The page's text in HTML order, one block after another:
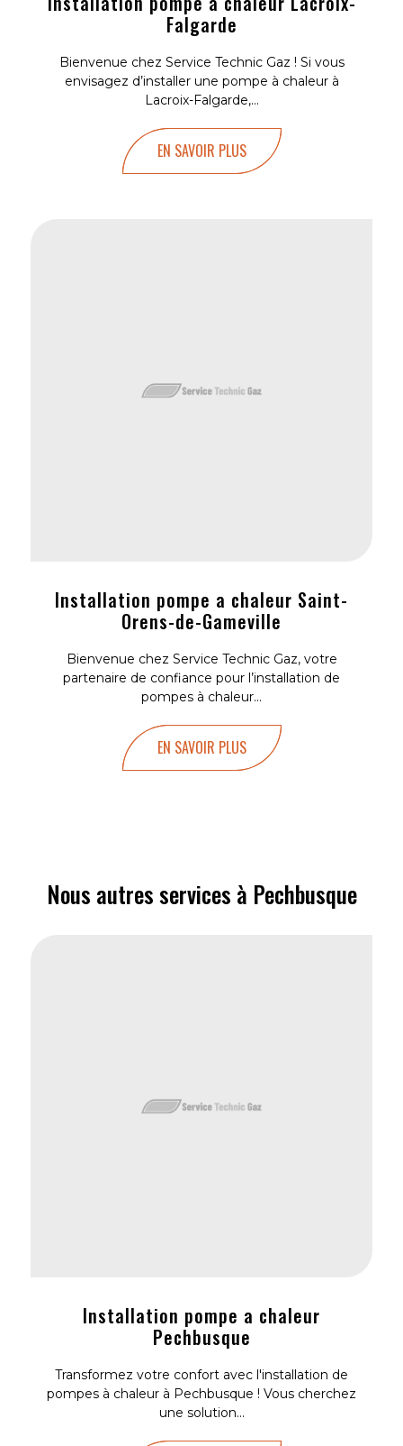
Falgarde
Bienvenue chez Service Technic Gaz ! Si vous
envisagez d’installer une pompe à chaleur à
Lacroix-Falgarde,...
EN SAVOIR PLUS
Installation pompe a chaleur Saint-
Orens-de-Gameville
Bienvenue chez Service Technic Gaz, votre
partenaire de confiance pour l’installation de
pompes à chaleur...
EN SAVOIR PLUS
Nous autres services à Pechbusque
Installation pompe a chaleur
Pechbusque
Transformez votre confort avec l'installation de
pompes à chaleur à Pechbusque ! Vous cherchez
une solution...